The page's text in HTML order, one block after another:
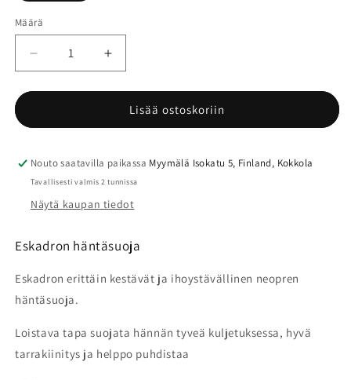
Määrä
Määrä
Vähennä
tuotteen
Eskadron
määrää
Lisää
tuotteen
Eskadron
häntäsuoja
määrää
Lisää ostoskoriin
Nouto saatavilla paikassa Myymälä Isokatu 5, Finland, Kokkola
Tavallisesti valmis 2 tunnissa
Näytä kaupan tiedot
Eskadron häntäsuoja
Eskadron erittäin kestävät ja ihoystävällinen neopren
häntäsuoja.
Loistava tapa suojata hännän tyveä kuljetuksessa, hyvä
tarrakiinitys ja helppo puhdistaa